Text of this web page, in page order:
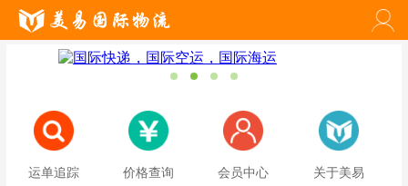
运单追踪 价格查询 会员中心 关于美易